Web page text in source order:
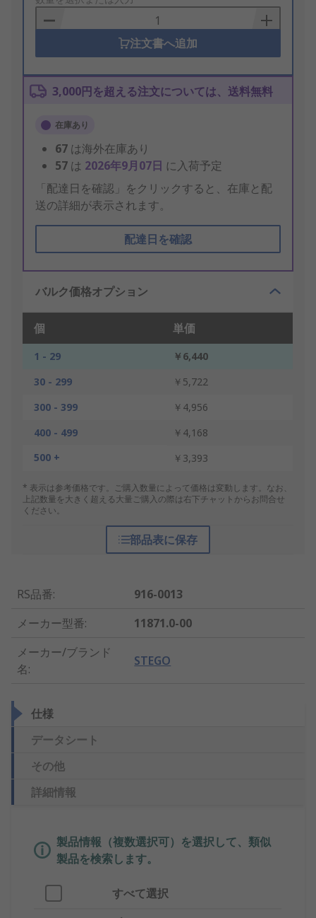
Basket
注文書へ追加
3,000円を超える注文については、送料無料
在庫あり
67 は海外在庫あり
57 は 2026年9月07日 に入荷予定
「配達日を確認」をクリックすると、在庫と配
送の詳細が表示されます。
配達日を確認
バルク価格オプション
個 単価
1 - 29
￥6,440
30 - 299
￥5,722
300 - 399
￥4,956
400 - 499
￥4,168
500 +
￥3,393
* 表示は参考価格です。ご購入数量によって価格は変動します。なお、
上記数量を大きく超える大量ご購入の際は右下チャットからお問合せ
ください。
部品表に保存
RS品番:
916-0013
メーカー型番:
11871.0-00
メーカー/ブランド
名:
STEGO
仕様
データシート
その他
詳細情報
製品情報（複数選択可）を選択して、類似
製品を検索します。
すべて選択